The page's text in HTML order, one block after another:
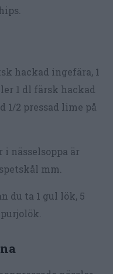
hackad ingefära, 1
1 dl färsk hackad
1/2 pressad lime på
i nässelsoppa är
mm.
du ta 1 gul lök, 5